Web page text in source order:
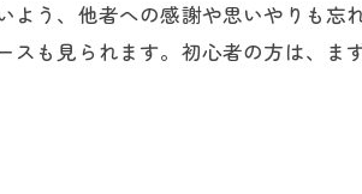
う時のスピリチュアル的対処法
依存のサインと気づき方
う、他者への感謝や思いやりも
も見られます。初心者の方は、